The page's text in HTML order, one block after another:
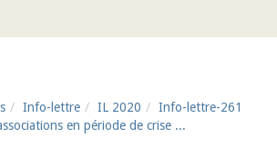
Info-lettre IL 2020
Info-lettre-261
en période de crise ...